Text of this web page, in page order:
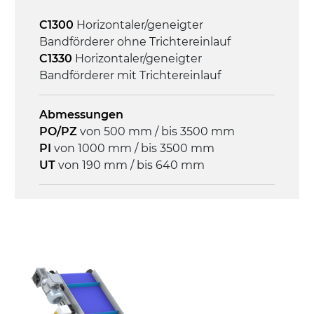
Geschwindigkeit
3,4 m/Minute
Überlastungsschutz
C1300 Horizontaler/geneigter
Bandförderer ohne Trichtereinlauf
C1330 Horizontaler/geneigter
Bandförderer mit Trichtereinlauf
Abmessungen
PO/PZ von 500 mm / bis 3500 mm
PI von 1000 mm / bis 3500 mm
UT von 190 mm / bis 640 mm
Seitenwände
Stranggepresste Profile aus eloxierter